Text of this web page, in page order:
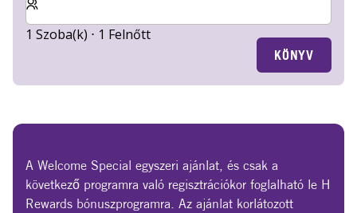
1 Szoba(k) ⋅ 1 Felnőtt
KÖNYV
A Welcome Special egyszeri ajánlat, és csak a
következő programra való regisztrációkor foglalható le H
Rewards bónuszprogramra. Az ajánlat korlátozott